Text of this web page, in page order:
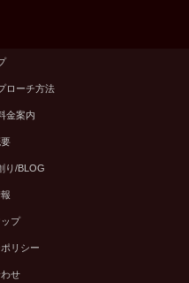
ローチ方法
金案内
り/BLOG
プ
リシー
せ